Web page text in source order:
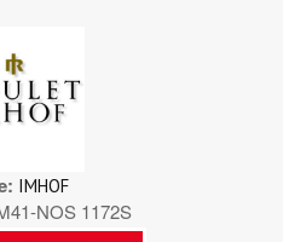
IMHOF
NOS 1172S